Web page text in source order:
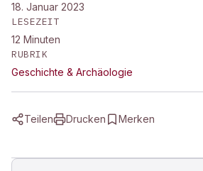
18. Januar 2023
LESEZEIT
12 Minuten
RUBRIK
Geschichte & Archäologie
Teilen Drucken Merken